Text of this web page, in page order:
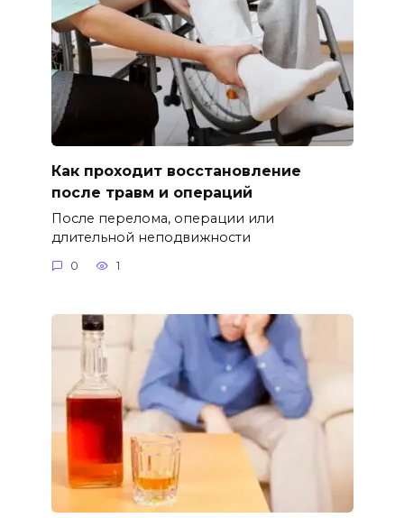
Как проходит восстановление
после травм и операций
После перелома, операции или
длительной неподвижности
0 1